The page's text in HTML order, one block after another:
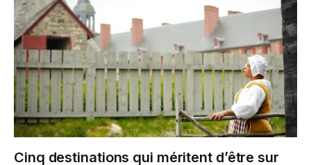
Cinq destinations qui méritent d’être sur